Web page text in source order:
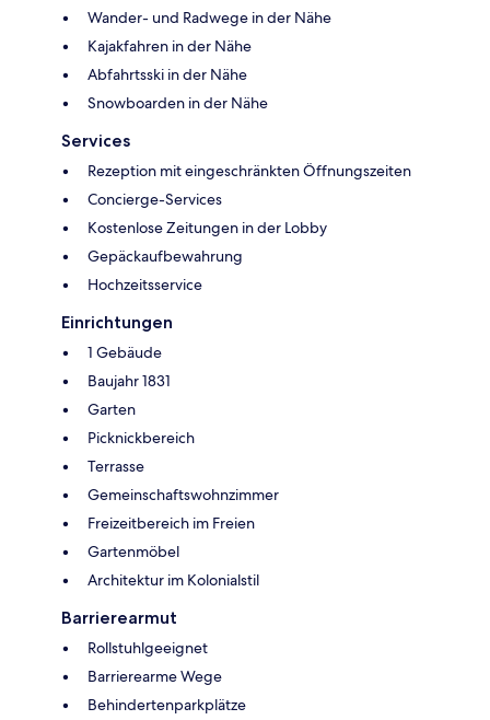
Wander- und Radwege in der Nähe
Kajakfahren in der Nähe
Abfahrtsski in der Nähe
Snowboarden in der Nähe
Services
Rezeption mit eingeschränkten Öffnungszeiten
Concierge-Services
Kostenlose Zeitungen in der Lobby
Gepäckaufbewahrung
Hochzeitsservice
Einrichtungen
1 Gebäude
Baujahr 1831
Garten
Picknickbereich
Terrasse
Gemeinschaftswohnzimmer
Freizeitbereich im Freien
Gartenmöbel
Architektur im Kolonialstil
Barrierearmut
Rollstuhlgeeignet
Barrierearme Wege
Behindertenparkplätze